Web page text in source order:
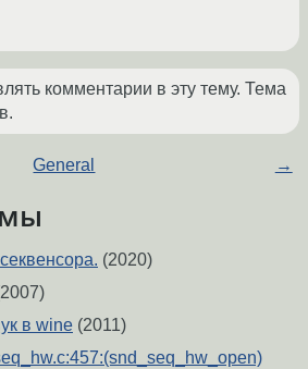
комментарии в эту тему. Тема
General →
(2020)
в wine (2011)